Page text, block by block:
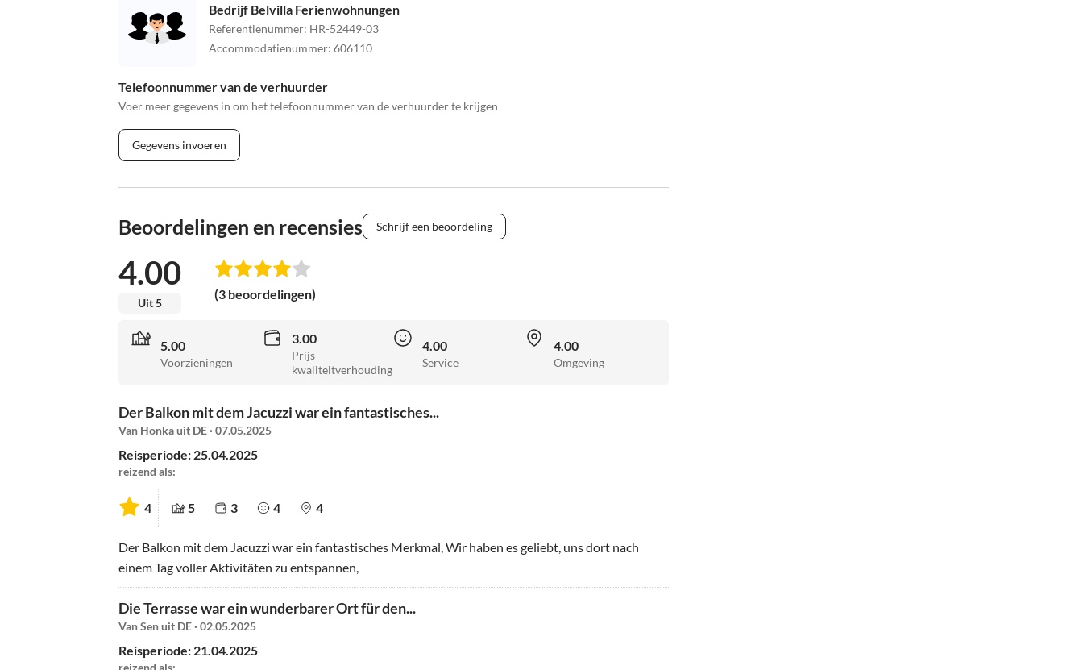
Bedrijf Belvilla Ferienwohnungen
Referentienummer: HR-52449-03
Accommodatienummer: 606110
Telefoonnummer van de verhuurder
Voer meer gegevens in om het telefoonnummer van de verhuurder te krijgen
Gegevens invoeren
Beoordelingen en recensies Schrijf een beoordeling
4.00
Uit 5
(3 beoordelingen)
5.00
Voorzieningen
3.00
Prijs-
kwaliteitverhouding
4.00
Service
4.00
Omgeving
Der Balkon mit dem Jacuzzi war ein fantastisches...
Van Honka uit DE · 07.05.2025
Reisperiode: 25.04.2025
reizend als:
4 5 3 4 4
Der Balkon mit dem Jacuzzi war ein fantastisches Merkmal, Wir haben es geliebt, uns dort nach
einem Tag voller Aktivitäten zu entspannen,
Die Terrasse war ein wunderbarer Ort für den...
Van Sen uit DE · 02.05.2025
Reisperiode: 21.04.2025
reizend als: